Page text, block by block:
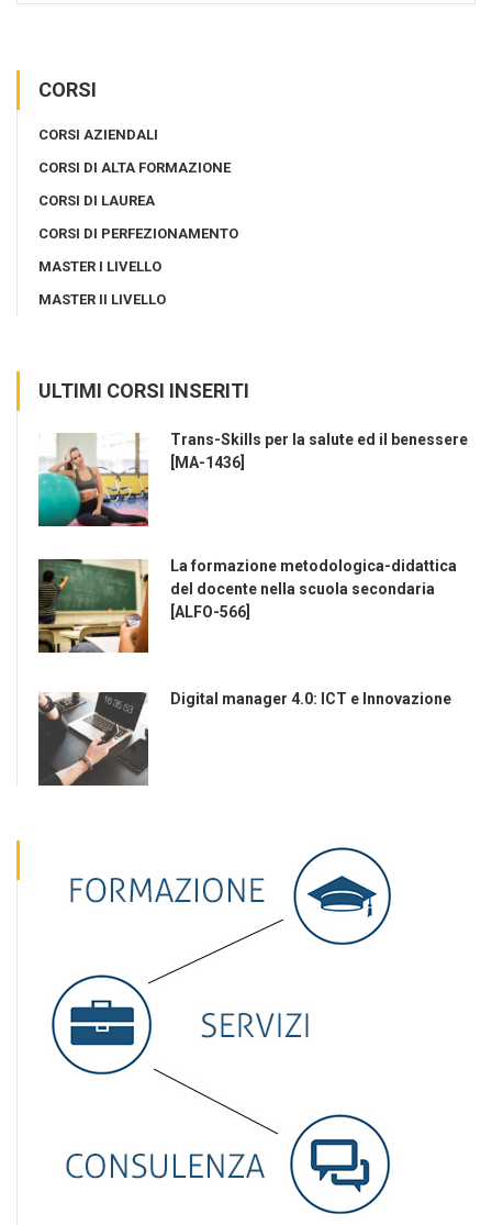
CORSI
CORSI AZIENDALI
CORSI DI ALTA FORMAZIONE
CORSI DI LAUREA
CORSI DI PERFEZIONAMENTO
MASTER I LIVELLO
MASTER II LIVELLO
ULTIMI CORSI INSERITI
Trans-Skills per la salute ed il benessere
[MA-1436]
La formazione metodologica-didattica
del docente nella scuola secondaria
[ALFO-566]
Digital manager 4.0: ICT e Innovazione